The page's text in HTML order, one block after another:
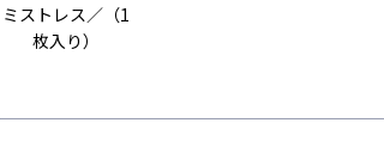
ミストレス／（1
枚入り）